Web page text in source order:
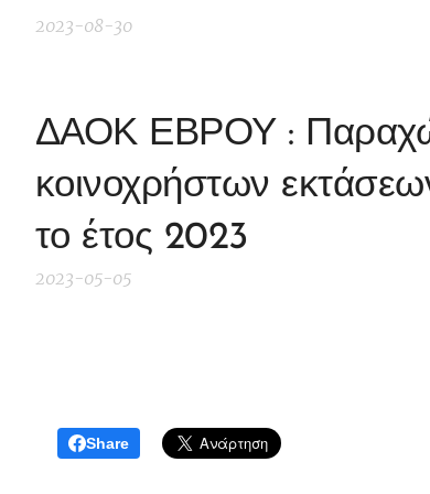
2023-08-30
ΔΑΟΚ ΕΒΡΟΥ :
κοινοχρήστων
το έτος 2023
2023-05-05
Share